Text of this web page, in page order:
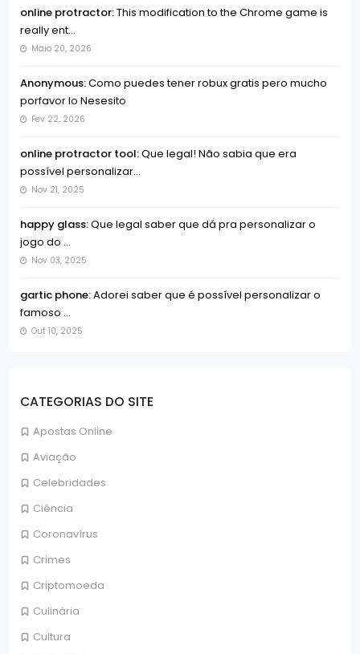
online protractor:This modification to the Chrome game is
really ent...
Maio 20, 2026
Anonymous:Como puedes tener robux gratis pero mucho
porfavor lo Nesesito
Fev 22, 2026
online protractor tool:Que legal! Não sabia que era
possível personalizar...
Nov 21, 2025
happy glass:Que legal saber que dá pra personalizar o
jogo do ...
Nov 03, 2025
gartic phone:Adorei saber que é possível personalizar o
famoso ...
Out 10, 2025
CATEGORIAS DO SITE
Apostas Online
Aviação
Celebridades
Ciência
Coronavírus
Crimes
Criptomoeda
Culinária
Cultura